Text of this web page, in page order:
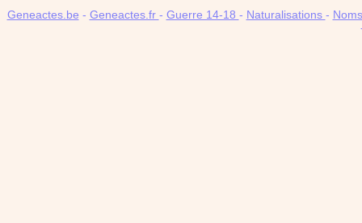
Geneactes.be - Geneactes.fr - Guerre 14-18 - Naturalisations -